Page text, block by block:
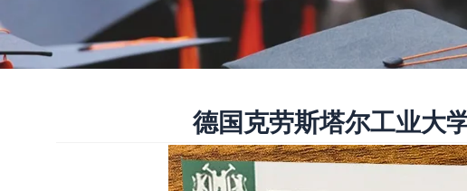
德国克劳斯塔尔工业大